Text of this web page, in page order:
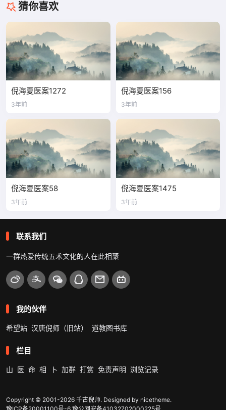
猜你喜欢
倪海夏医案1272
3年前
倪海夏医案156
3年前
倪海夏医案58
3年前
倪海夏医案1475
3年前
联系我们
一群热爱传统五术文化的人在此相聚
我的伙伴
希望站 汉唐倪师（旧站） 道教图书库
栏目
山 医 命 相 卜 加群 打赏 免责声明 浏览记录
Copyright © 2001-2026 千古倪师. Designed by nicetheme.
豫ICP备20001100号-6 豫公网安备41032702000225号